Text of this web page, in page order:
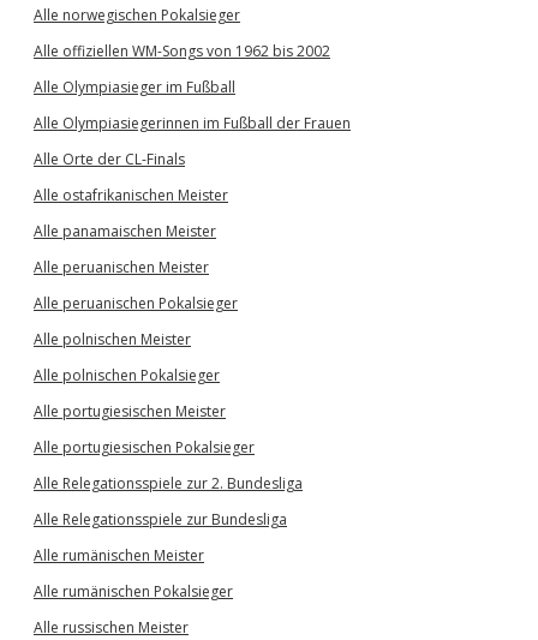
Alle norwegischen Pokalsieger
Alle offiziellen WM-Songs von 1962 bis 2002
Alle Olympiasieger im Fußball
Alle Olympiasiegerinnen im Fußball der Frauen
Alle Orte der CL-Finals
Alle ostafrikanischen Meister
Alle panamaischen Meister
Alle peruanischen Meister
Alle peruanischen Pokalsieger
Alle polnischen Meister
Alle polnischen Pokalsieger
Alle portugiesischen Meister
Alle portugiesischen Pokalsieger
Alle Relegationsspiele zur 2. Bundesliga
Alle Relegationsspiele zur Bundesliga
Alle rumänischen Meister
Alle rumänischen Pokalsieger
Alle russischen Meister